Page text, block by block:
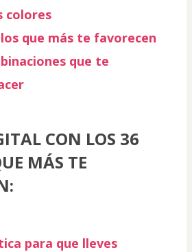
colores
que más te favorecen
que te
CON LOS 36
MÁS TE
para que lleves